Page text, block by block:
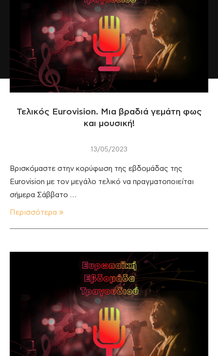
Τελικός Eurovision. Μια βραδιά γεμάτη φως
και μουσική!
13/05/2023
Βρισκόμαστε στην κορύφωση της εβδομάδας της
Eurovision με τον μεγάλο τελικό να πραγματοποιείται
σήμερα Σάββατο …
Περισσότερα